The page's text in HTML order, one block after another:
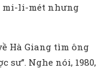
mi-li-mét nhưng
Hà Giang tìm ông
sư”. Nghe nói, 1980,